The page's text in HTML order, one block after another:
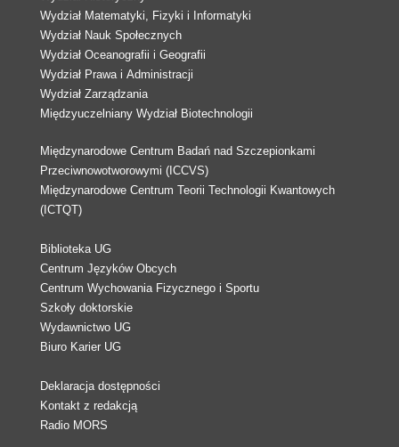
Wydział Matematyki, Fizyki i Informatyki
Wydział Nauk Społecznych
Wydział Oceanografii i Geografii
Wydział Prawa i Administracji
Wydział Zarządzania
Międzyuczelniany Wydział Biotechnologii
Międzynarodowe Centrum Badań nad Szczepionkami
Przeciwnowotworowymi (ICCVS)
Międzynarodowe Centrum Teorii Technologii Kwantowych
(ICTQT)
Biblioteka UG
Centrum Języków Obcych
Centrum Wychowania Fizycznego i Sportu
Szkoły doktorskie
Wydawnictwo UG
Biuro Karier UG
Deklaracja dostępności
Kontakt z redakcją
Radio MORS